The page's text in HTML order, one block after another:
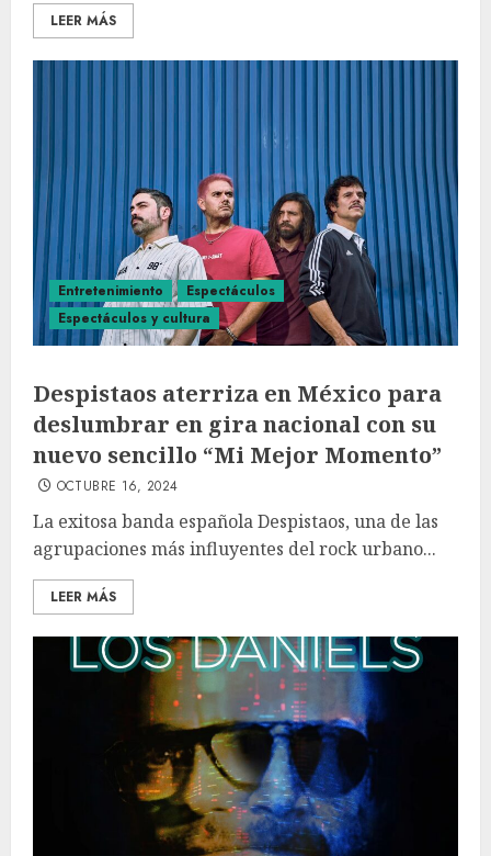
LEER MÁS
Entretenimiento
Espectáculos
Espectáculos y cultura
Despistaos aterriza en México para
deslumbrar en gira nacional con su
nuevo sencillo “Mi Mejor Momento”
OCTUBRE 16, 2024
La exitosa banda española Despistaos, una de las
agrupaciones más influyentes del rock urbano...
LEER MÁS